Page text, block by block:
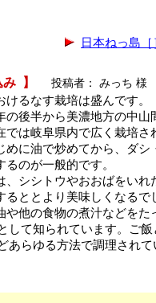
日本ねっ島［
み 】
投稿者： みっち 様
けるなす栽培は盛んです。
の後半から美濃地方の中山
では岐阜県内で広く栽培さ
めに油で炒めてから、ダシ
るのが一般的です。
、シシトウやおおばをいれ
るととより美味しくなるで
や他の食物の煮汁などをた
して知られています。ご飯
あらゆる方法で調理されて